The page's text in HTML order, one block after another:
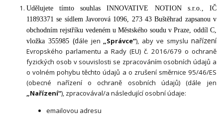
Udělujete tímto souhlas INNOVATIVE NOTION s.r.o., IČ
11893371 se sídlem Javorová 1096, 273 43 Buštěhrad zapsanou v
obchodním rejstříku vedeném u Městského soudu v Praze, oddíl C,
vložka 355985(dále jen „Správce“), aby ve smyslu nařízení
Evropského parlamentu a Rady (EU) č. 2016/679 o ochraně
fyzických osob v souvislosti se zpracováním osobních údajů a
o volném pohybu těchto údajů a o zrušení směrnice 95/46/ES
(obecné nařízení o ochraně osobních údajů) (dále jen
„Nařízení“), zpracovával/a následující osobní údaje:
emailovou adresu